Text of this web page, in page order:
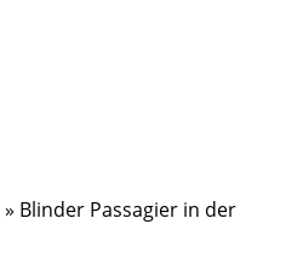
» Blinder Passagier in der